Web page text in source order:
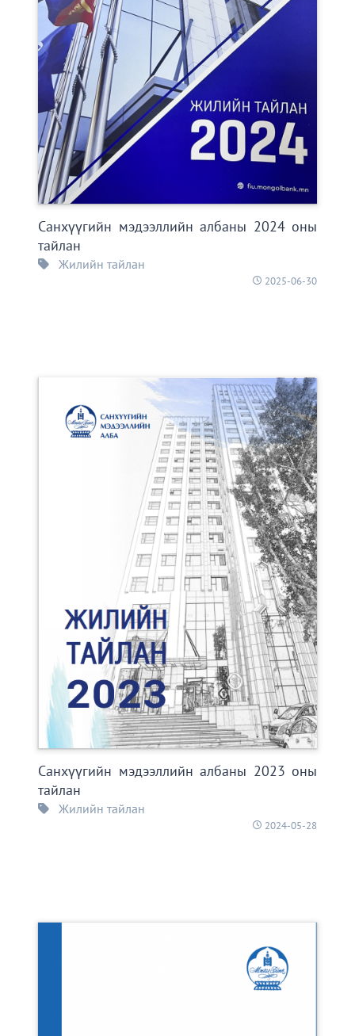
Санхүүгийн мэдээллийн албаны 2024 оны
тайлан
Жилийн тайлан
2025-06-30
Санхүүгийн мэдээллийн албаны 2023 оны
тайлан
Жилийн тайлан
2024-05-28